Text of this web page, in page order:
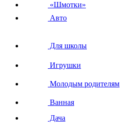
«Шмотки»
Авто
Для школы
Игрушки
Молодым родителям
Ванная
Дача